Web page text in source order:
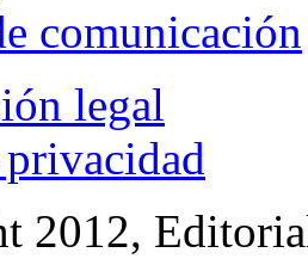
comunicación
legal
2012,